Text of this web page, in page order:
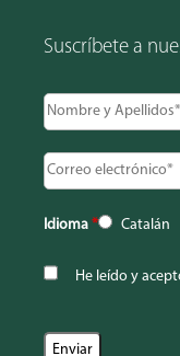
Suscríbete a
Idioma * Catalán
He leído y